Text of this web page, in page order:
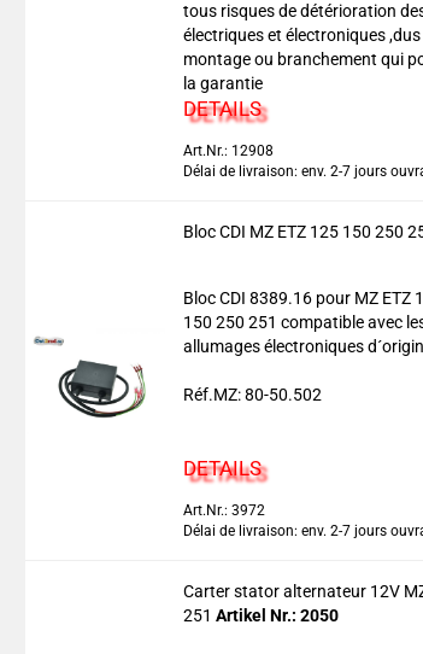
tous risques de détérioration
électriques et électroniques
montage ou branchement qui
la garantie
DETAILS
Art.Nr.: 12908
Délai de livraison: env. 2-7 jours
Bloc CDI MZ ETZ 125 150 250
Bloc CDI 8389.16 pour MZ ETZ
150 250 251 compatible avec
allumages électroniques
Réf.MZ: 80-50.502
DETAILS
Art.Nr.: 3972
Délai de livraison: env. 2-7 jours
Carter stator alternateur 12V
251 Artikel Nr.: 2050